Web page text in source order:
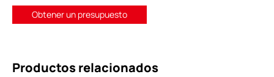
Obtener un presupuesto
Productos relacionados